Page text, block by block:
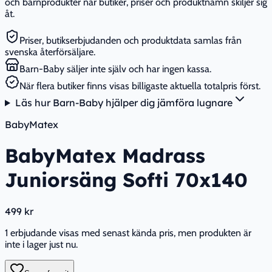
åt.
Priser, butikserbjudanden och produktdata samlas från
svenska återförsäljare.
Barn-Baby säljer inte själv och har ingen kassa.
När flera butiker finns visas billigaste aktuella totalpris först.
Läs hur Barn-Baby hjälper dig jämföra lugnare
BabyMatex
BabyMatex Madrass
Juniorsäng Softi 70x140
499 kr
1 erbjudande visas med senast kända pris, men produkten är
inte i lager just nu.